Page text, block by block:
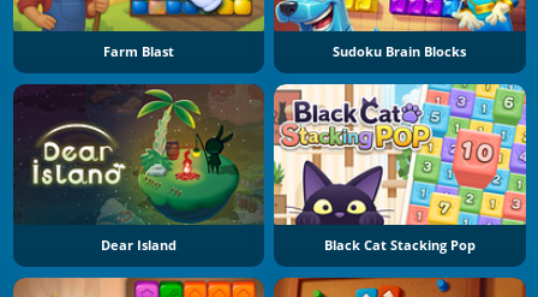
Farm Blast Sudoku Brain Blocks
Dear Island Black Cat Stacking Pop